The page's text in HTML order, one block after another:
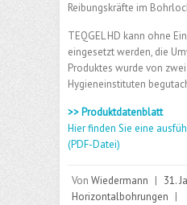
Reibungskräfte im
TEQGEL HD kann ohne
eingesetzt werden, die
Produktes wurde von
Hygieneinstituten
>> Produktdatenblatt
Hier finden Sie eine
(PDF-Datei)
Von Wiedermann | 31.
Horizontalbohrungen |